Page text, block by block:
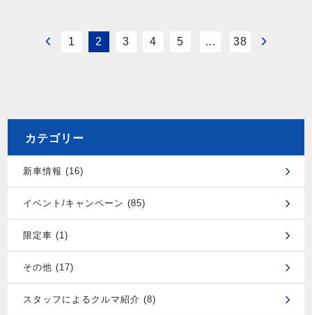
1 2 3 4 5 … 38
カテゴリー
新車情報 (16)
イベント/キャンペーン (85)
限定車 (1)
その他 (17)
スタッフによるクルマ紹介 (8)